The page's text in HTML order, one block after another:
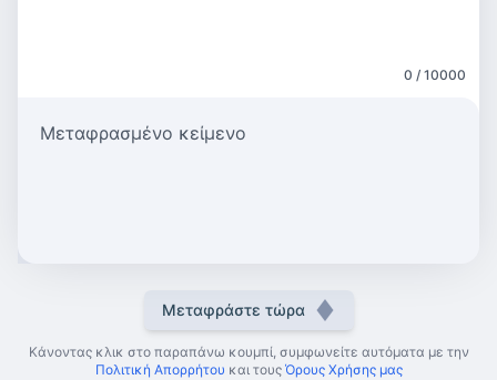
0 / 10000
Μεταφρασμένο κείμενο
Μεταφράστε τώρα
Κάνοντας κλικ στο παραπάνω κουμπί, συμφωνείτε αυτόματα με την
Πολιτική Απορρήτου και τους Όρους Χρήσης μας